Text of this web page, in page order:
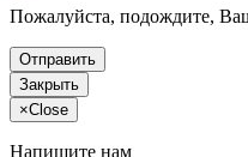
Пожалуйста, подождите,
Отправить
Закрыть
×Close
Напишите нам